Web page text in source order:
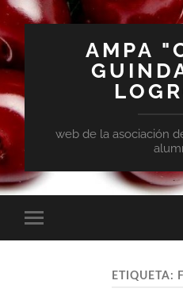
AMPA
web de la asociación
ETIQUETA: